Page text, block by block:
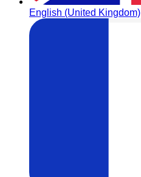
English (United Kingdom)